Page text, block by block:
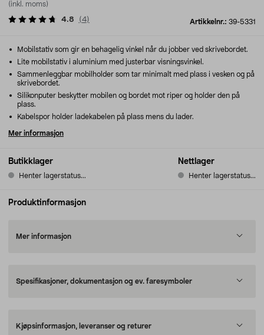
(inkl. moms)
Artikkelnr.: 39-5331
4.8 (4)
Butikklager
Henter lagerstatus...
Nettlager
Henter lagerstatus...
Mobilstativ som gir en behagelig vinkel når du jobber ved skrivebordet.
Lite mobilstativ i aluminium med justerbar visningsvinkel.
Sammenleggbar mobilholder som tar minimalt med plass i vesken og på
skrivebordet.
Silikonputer beskytter mobilen og bordet mot riper og holder den på
plass.
Kabelspor holder ladekabelen på plass mens du lader.
Mer informasjon
Produktinformasjon
Mer informasjon
Spesifikasjoner, dokumentasjon og ev. faresymboler
Kjøpsinformasjon, leveranser og returer